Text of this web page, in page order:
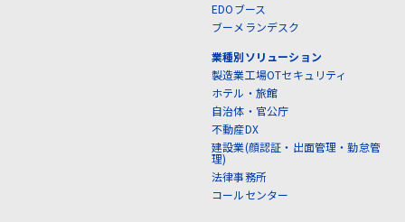
EDOブース
ブーメランデスク
業種別ソリューション
製造業工場OTセキュリティ
ホテル・旅館
自治体・官公庁
不動産DX
建設業(顔認証・出面管理・勤怠管
理)
法律事務所
コールセンター